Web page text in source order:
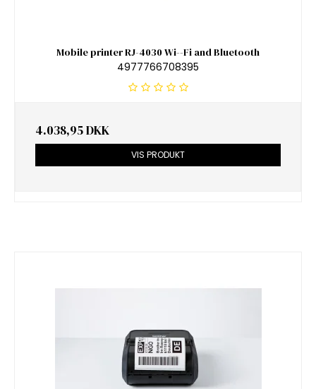
Mobile printer RJ-4030 Wi--Fi and Bluetooth
4977766708395
4.038,95 DKK
VIS PRODUKT